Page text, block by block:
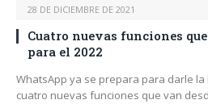
28 DE DICIEMBRE DE 2021
Cuatro nuevas funciones
para el 2022
WhatsApp ya se prepara para darle la
cuatro nuevas funciones que van